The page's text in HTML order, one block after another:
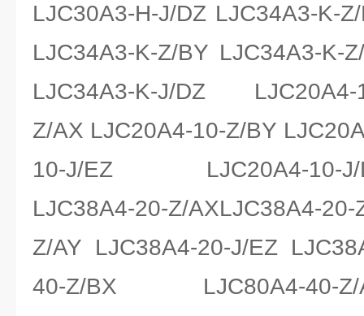
LJC30A3-H-J/DZ LJC34A3-K-
LJC34A3-K-Z/BY LJC34A3-K-
LJC34A3-K-J/DZ LJC20A4-
Z/AX LJC20A4-10-Z/BY
10-J/EZ LJC20A4-10-J/
LJC38A4-20-Z/AXLJC38A4-
Z/AY LJC38A4-20-J/EZ
40-Z/BX LJC80A4-40-Z/